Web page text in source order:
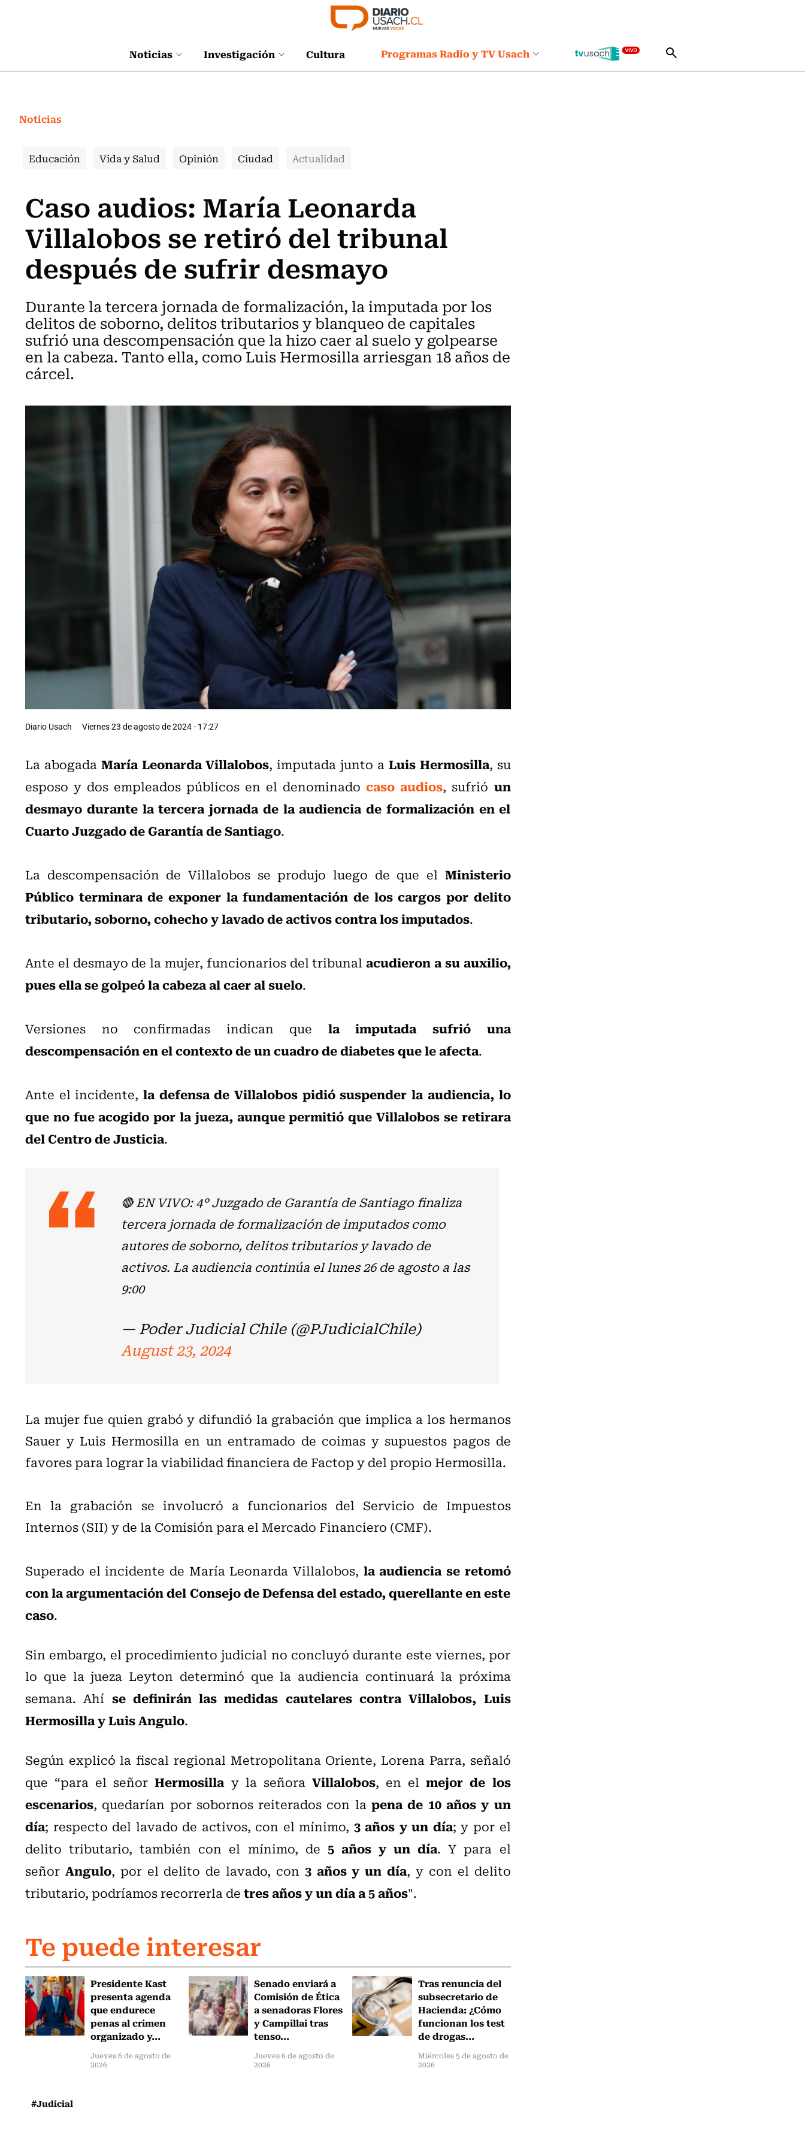
Noticias Investigación Cultura Programas Radio y TV Usach
Noticias
Educación Vida y Salud Opinión Ciudad Actualidad
Caso audios: María Leonarda
Villalobos se retiró del tribunal
después de sufrir desmayo
Durante la tercera jornada de formalización, la imputada por los
delitos de soborno, delitos tributarios y blanqueo de capitales
sufrió una descompensación que la hizo caer al suelo y golpearse
en la cabeza. Tanto ella, como Luis Hermosilla arriesgan 18 años de
cárcel.
Diario Usach Viernes 23 de agosto de 2024 - 17:27
La abogada María Leonarda Villalobos, imputada junto a Luis Hermosilla, su
esposo y dos empleados públicos en el denominadocaso audios, sufrió un
desmayo durante la tercera jornada de la audiencia de formalización en el
Cuarto Juzgado de Garantía de Santiago.
La descompensación de Villalobos se produjo luego de que el Ministerio
Público terminara de exponer la fundamentación de los cargos por delito
tributario, soborno, cohecho y lavado de activos contra los imputados.
Ante el desmayo de la mujer, funcionarios del tribunalacudieron a su auxilio,
pues ella se golpeó la cabeza al caer al suelo.
Versiones no confirmadas indican que la imputada sufrió una
descompensación en el contexto de un cuadro de diabetes que le afecta.
Ante el incidente,la defensa de Villalobos pidió suspender la audiencia, lo
que no fue acogido por la jueza, aunque permitió que Villalobos se retirara
del Centro de Justicia.
🔴 EN VIVO: 4° Juzgado de Garantía de Santiago finaliza
tercera jornada de formalización de imputados como
autores de soborno, delitos tributarios y lavado de
activos. La audiencia continúa el lunes 26 de agosto a las
9:00
— Poder Judicial Chile (@PJudicialChile)
August 23, 2024
La mujer fue quien grabó y difundió la grabación que implica a los hermanos
Sauer y Luis Hermosilla en un entramado de coimas y supuestos pagos de
favores para lograr la viabilidad financiera de Factop y del propio Hermosilla.
En la grabación se involucró a funcionarios del Servicio de Impuestos
Internos (SII) y de la Comisión para el Mercado Financiero (CMF).
Superado el incidente de María Leonarda Villalobos, la audiencia se retomó
con la argumentación del Consejo de Defensa del estado, querellante en este
caso.
Sin embargo, el procedimiento judicial no concluyó durante este viernes, por
lo que la jueza Leyton determinó que la audiencia continuará la próxima
semana. Ahí se definirán las medidas cautelares contra Villalobos, Luis
Hermosilla y Luis Angulo.
Según explicó la fiscal regional Metropolitana Oriente, Lorena Parra, señaló
que “para el señorHermosilla y la señora Villalobos, en elmejor de los
escenarios, quedarían por sobornos reiterados con lapena de 10 años y un
día; respecto del lavado de activos, con el mínimo, 3 años y un día; y por el
delito tributario, también con el mínimo, de 5 años y un día. Y para el
señor Angulo, por el delito de lavado, con 3 años y un día, y con el delito
tributario, podríamos recorrerla detres años y un día a 5 años".
Te puede interesar
Presidente Kast
presenta agenda
que endurece
penas al crimen
organizado y...
Jueves 6 de agosto de
2026
Senado enviará a
Comisión de Ética
a senadoras Flores
y Campillai tras
tenso...
Jueves 6 de agosto de
2026
Tras renuncia del
subsecretario de
Hacienda: ¿Cómo
funcionan los test
de drogas...
Miércoles 5 de agosto de
2026
#Judicial